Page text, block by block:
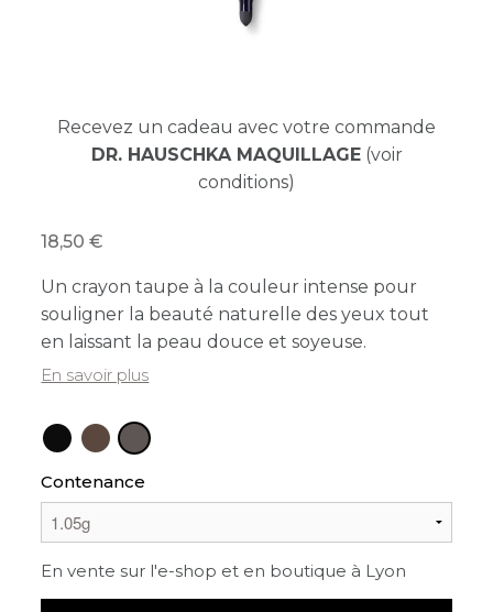
Recevez un cadeau avec votre commande
DR. HAUSCHKA MAQUILLAGE(voir
conditions)
18,50
Un crayon taupe à la couleur intense pour
souligner la beauté naturelle des yeux tout
en laissant la peau douce et soyeuse.
En savoir plus
Contenance
En vente sur l'e-shop et en boutique à Lyon